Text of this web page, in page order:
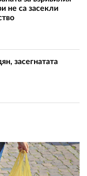
не са засекли
засегнатата